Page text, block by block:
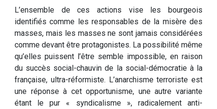
L’ensemble de ces actions vise les bourgeois
identifiés comme les responsables de la misère des
masses, mais les masses ne sont jamais considérées
comme devant être protagonistes. La possibilité même
qu’elles puissent l’être semble impossible, en raison
du succès social-chauvin de la social-démocratie à la
française, ultra-réformiste. L’anarchisme terroriste est
une réponse à cet opportunisme, une autre variante
étant le pur « syndicalisme », radicalement anti-